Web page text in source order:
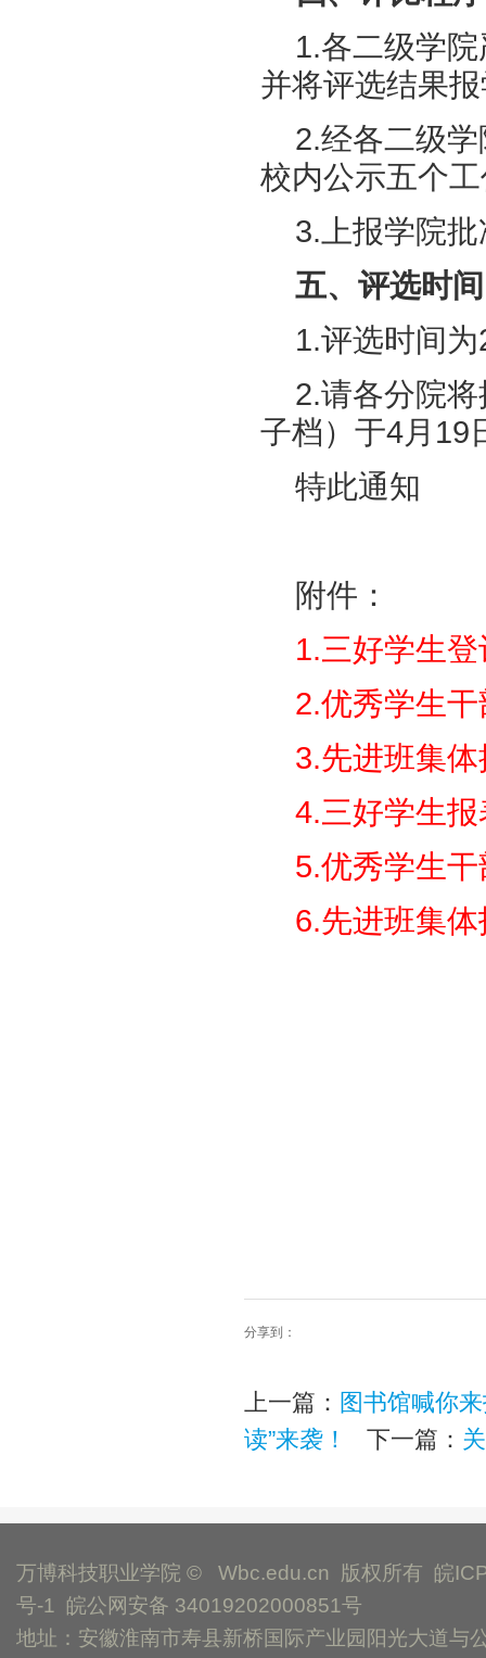
1.各二级学
并将评选结果
2.经各二级
校内公示五个
3.上报学院
五、评选时间
1.评选时间
2.请各分院
子档）于4月19
特此通知
附件：
1.三好学生
2.优秀学生
3.先进班集
4.三好学生
5.优秀学生
6.先进班集
分享到：
上一篇： 图书馆喊你
读”来袭！
下一篇：
万博科技职业学院 © Wbc.edu.cn 版权所有 皖
号-1
皖公网安备 34019202000851号
地址：安徽淮南市寿县新桥国际产业园阳光大道与